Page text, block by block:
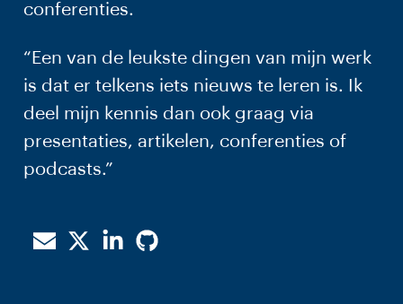
conferenties.
“Een van de leukste dingen van mijn werk
is dat er telkens iets nieuws te leren is. Ik
deel mijn kennis dan ook graag via
presentaties, artikelen, conferenties of
podcasts.”